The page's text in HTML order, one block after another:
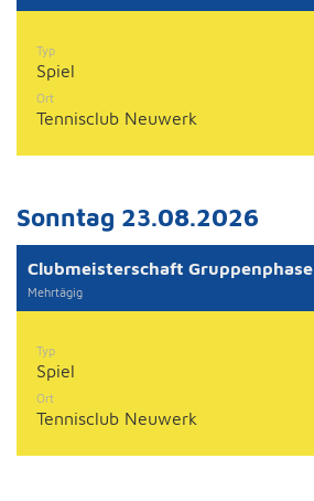
Typ
Spiel
Ort
Tennisclub Neuwerk
Sonntag 23.08.2026
Clubmeisterschaft Gruppenphase
Mehrtägig
Typ
Spiel
Ort
Tennisclub Neuwerk